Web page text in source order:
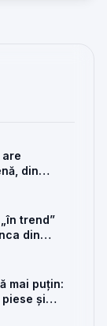
din
trend”
din
mai puțin:
și